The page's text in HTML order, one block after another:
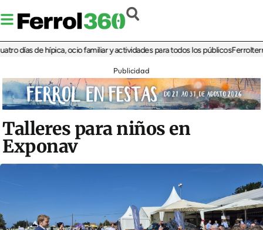
de hípica, ocio familiar y actividades para todos los públicosFerrolterra
Publicidad
Talleres para niños en
Exponav